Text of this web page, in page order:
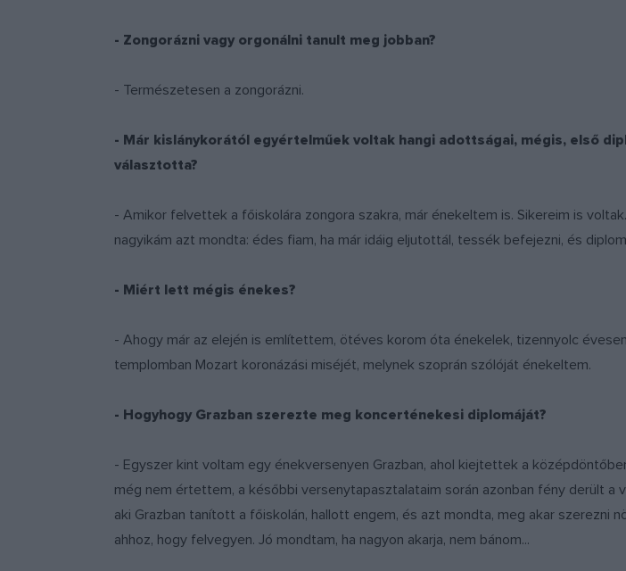
- Zongorázni vagy orgonálni tanult meg jobban?
- Természetesen a zongorázni.
- Már kislánykorától egyértelműek voltak hangi adottságai, mégis, első
választotta?
- Amikor felvettek a főiskolára zongora szakra, már énekeltem is. Sikereim is
nagyikám azt mondta: édes fiam, ha már idáig eljutottál, tessék befejezni, és
- Miért lett mégis énekes?
- Ahogy már az elején is említettem, ötéves korom óta énekelek, tizennyolc
templomban Mozart koronázási miséjét, melynek szoprán szólóját énekeltem.
- Hogyhogy Grazban szerezte meg koncerténekesi diplomáját?
- Egyszer kint voltam egy énekversenyen Grazban, ahol kiejtettek a
még nem értettem, a későbbi versenytapasztalataim során azonban fény derült
aki Grazban tanított a főiskolán, hallott engem, és azt mondta, meg akar
ahhoz, hogy felvegyen. Jó mondtam, ha nagyon akarja, nem bánom...